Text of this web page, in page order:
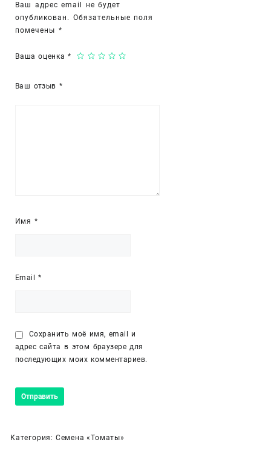
Ваш адрес email не будет
опубликован. Обязательные поля
помечены *
Ваша оценка *
Ваш отзыв *
Имя *
Email*
Сохранить моё имя, email и
адрес сайта в этом браузере для
последующих моих комментариев.
Категория: Семена «Томаты»